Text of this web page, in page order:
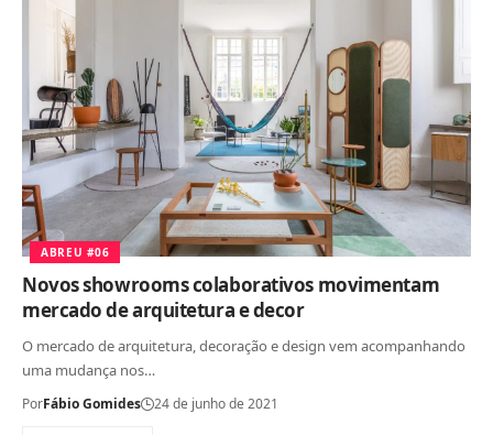
ABREU #06
Novos showrooms colaborativos movimentam
mercado de arquitetura e decor
O mercado de arquitetura, decoração e design vem acompanhando
uma mudança nos…
PorFábio Gomides 24 de junho de 2021